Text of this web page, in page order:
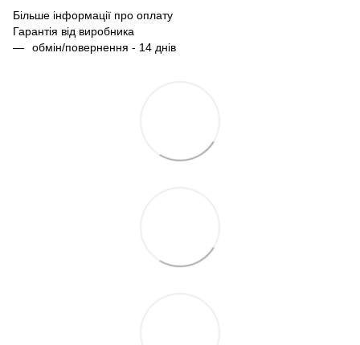
Більше інформації про оплату
Гарантія від виробника
обмін/повернення - 14 днів